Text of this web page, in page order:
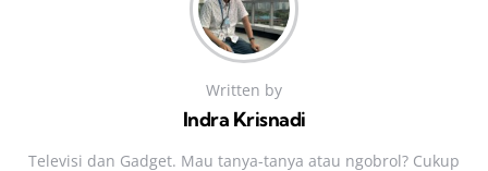
Written by
Indra Krisnadi
Televisi dan Gadget. Mau tanya-tanya atau ngobrol? Cukup